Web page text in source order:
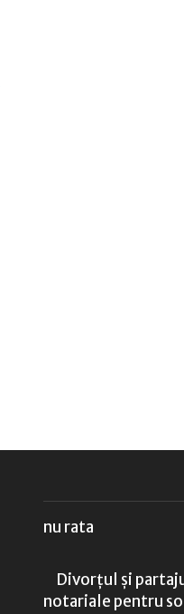
nu rata
Divorțul și
notariale pentru